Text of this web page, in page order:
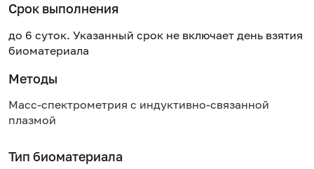
Срок выполнения
до 6 суток. Указанный срок не включает день взятия
биоматериала
Методы
Масс-спектрометрия с индуктивно-связанной
плазмой
Тип биоматериала